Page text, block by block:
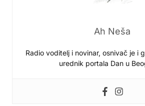
Ah Neša
Radio voditelj i novinar, osnivač je i
urednik portala Dan u